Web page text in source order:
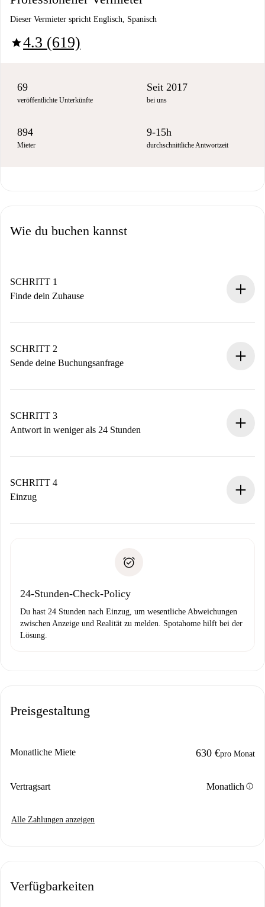
Dieser Vermieter spricht Englisch, Spanisch
star4.3 (619)
69
veröffentlichte Unterkünfte
Seit 2017
bei uns
894
Mieter
9-15h
durchschnittliche Antwortzeit
Wie du buchen kannst
SCHRITT 1
Finde dein Zuhause
Du erhältst alle notwendigen Informationen im Voraus.
SCHRITT 2
Sende deine Buchungsanfrage
Denk daran, dass wir dich erst belasten, wenn der
Vermieter zustimmt.
SCHRITT 3
Antwort in weniger als 24 Stunden
stellen den Kontakt her.
Wenn der Vermieter ablehnen muss, entstehen keine
SCHRITT 4
Einzug
24-Stunden-Check-Policy
Du hast 24 Stunden nach Einzug, um wesentliche Abweichungen
zwischen Anzeige und Realität zu melden. Spotahome hilft bei der
Lösung.
Preisgestaltung
Monatliche Miete 630 €pro Monat
Vertragsart Monatlich info
Alle Zahlungen anzeigen
Verfügbarkeiten